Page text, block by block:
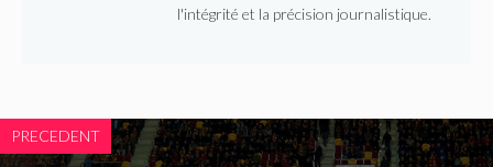
l'intégrité et la précision journalistique.
PRECEDENT